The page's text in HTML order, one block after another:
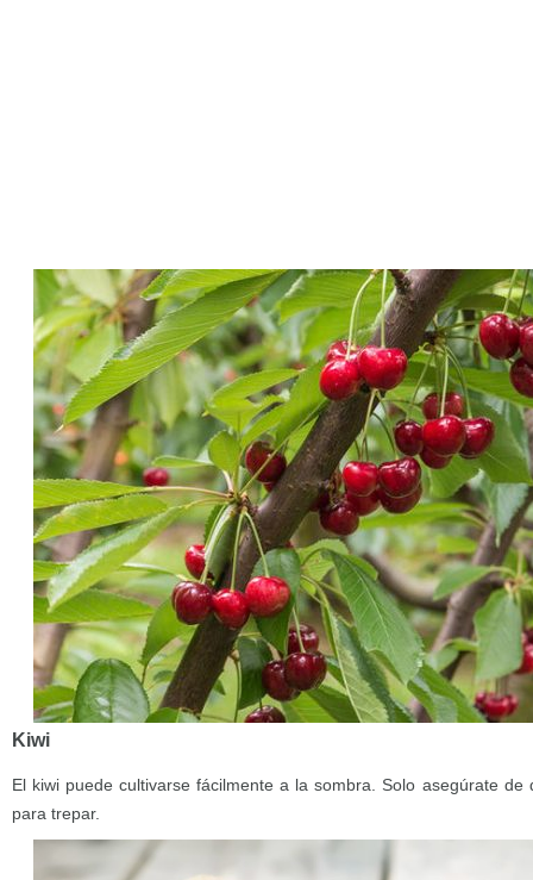
Kiwi
El kiwi puede cultivarse fácilmente a la sombra. Solo asegúrate
para trepar.